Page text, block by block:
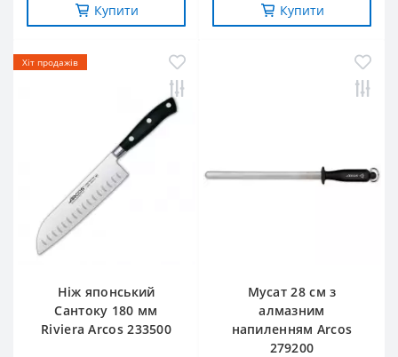
Купити Купити
Хіт продажів
Ніж японський
Сантоку 180 мм
Riviera Arcos 233500
Мусат 28 см з
алмазним
напиленням Arcos
279200